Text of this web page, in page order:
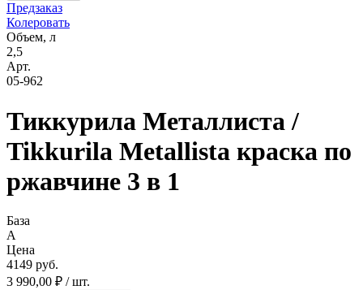
Предзаказ
Колеровать
Объем, л
2,5
Арт.
05-962
Тиккурила Металлиста /
Tikkurila Metallista краска по
ржавчине 3 в 1
База
A
Цена
4149 руб.
3 990,00 ₽ / шт.